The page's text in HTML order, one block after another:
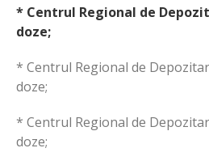
* Centrul Regional de
doze;
* Centrul Regional de
doze;
* Centrul Regional de
doze;